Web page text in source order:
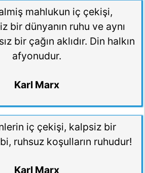
mahlukun iç çekişi,
bir dünyanın ruhu ve aynı
bir çağın aklıdır. Din halkın
afyonudur.
Karl Marx
iç çekişi, kalpsiz bir
ruhsuz koşulların ruhudur!
Karl Marx